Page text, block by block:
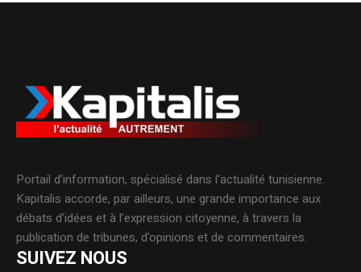
Portail d’information, spécialisé dans l’actualité tunisienne.
Kapitalis accorde, par ailleurs, une grande importance aux
débats d’idées et à l’expression citoyenne, à travers la
publication de tribunes, d’opinions et de commentaires.
SUIVEZ NOUS